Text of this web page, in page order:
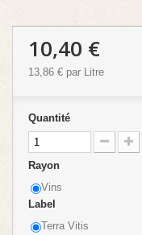
10,40 €
13,86 € par Litre
Quantité
Rayon
Vins
Label
Terra Vitis